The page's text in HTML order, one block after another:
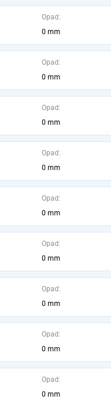
Opad:
0 mm
Opad:
0 mm
Opad:
0 mm
Opad:
0 mm
Opad:
0 mm
Opad:
0 mm
Opad:
0 mm
Opad:
0 mm
Opad:
0 mm